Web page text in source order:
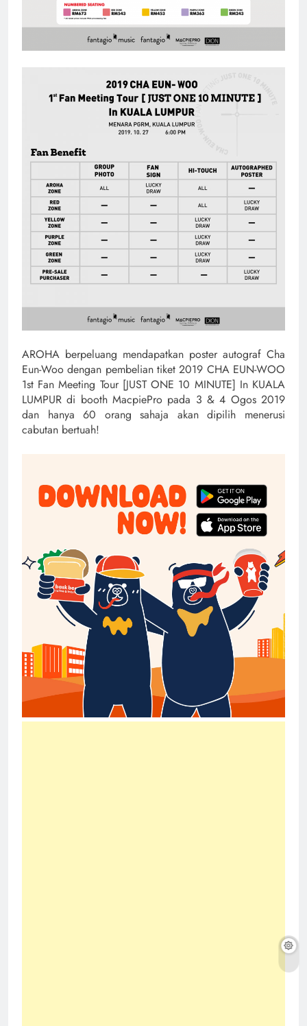
AROHA berpeluang mendapatkan poster autograf Cha
Eun-Woo dengan pembelian tiket 2019 CHA EUN-WOO
1st Fan Meeting Tour [JUST ONE 10 MINUTE] In KUALA
LUMPUR di booth MacpiePro pada 3 & 4 Ogos 2019
dan hanya 60 orang sahaja akan dipilih menerusi
cabutan bertuah!